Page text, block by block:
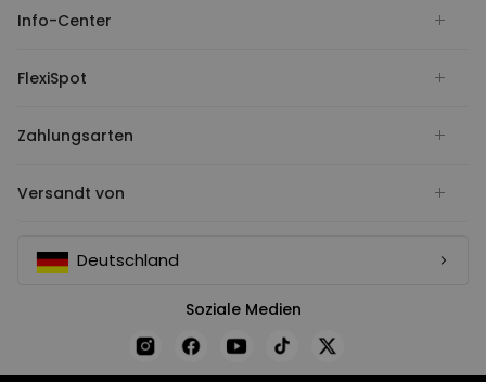
Info-Center
FlexiSpot
Zahlungsarten
Versandt von
Deutschland
Soziale Medien